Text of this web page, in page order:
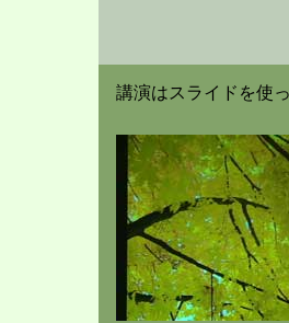
講演はスライドを使